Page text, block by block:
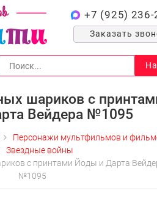
+7 (925) 236-
Заказать
шариков с
Вейдера №1095
Персонажи мультфильмов и
Звездные войны
с принтами Йоды и Дарта
№1095